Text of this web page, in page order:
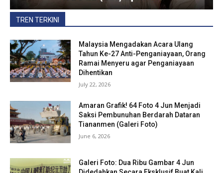
TREN TERKINI
Malaysia Mengadakan Acara Ulang
Tahun Ke-27 Anti-Penganiayaan, Orang
Ramai Menyeru agar Penganiayaan
Dihentikan
July 22, 2026
Amaran Grafik! 64 Foto 4 Jun Menjadi
Saksi Pembunuhan Berdarah Dataran
Tiananmen (Galeri Foto)
June 6, 2026
Galeri Foto: Dua Ribu Gambar 4 Jun